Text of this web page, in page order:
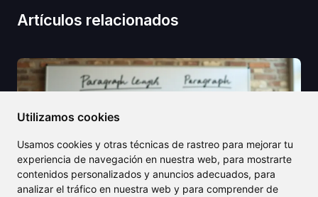
Utilizamos cookies
Usamos cookies y otras técnicas de rastreo para mejorar tu
experiencia de navegación en nuestra web, para mostrarte
contenidos personalizados y anuncios adecuados, para
analizar el tráfico en nuestra web y para comprender de
Artículos relacionados